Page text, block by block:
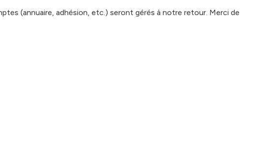
(annuaire, adhésion, etc.) seront gérés à notre retour. Merci de